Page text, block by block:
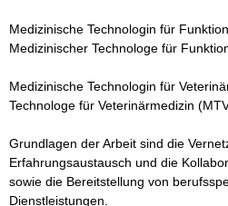
Medizinische Technologin für
Medizinischer Technologe für
Medizinische Technologin für
Technologe für Veterinärmedizin
Grundlagen der Arbeit sind die
Erfahrungsaustausch und die
sowie die Bereitstellung von
Dienstleistungen.